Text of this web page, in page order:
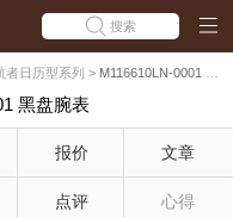
搜索
者日历型系列 > M116610LN-0001 黑盘(黑水鬼)
黑盘腕表
报价 文章
点评 心得